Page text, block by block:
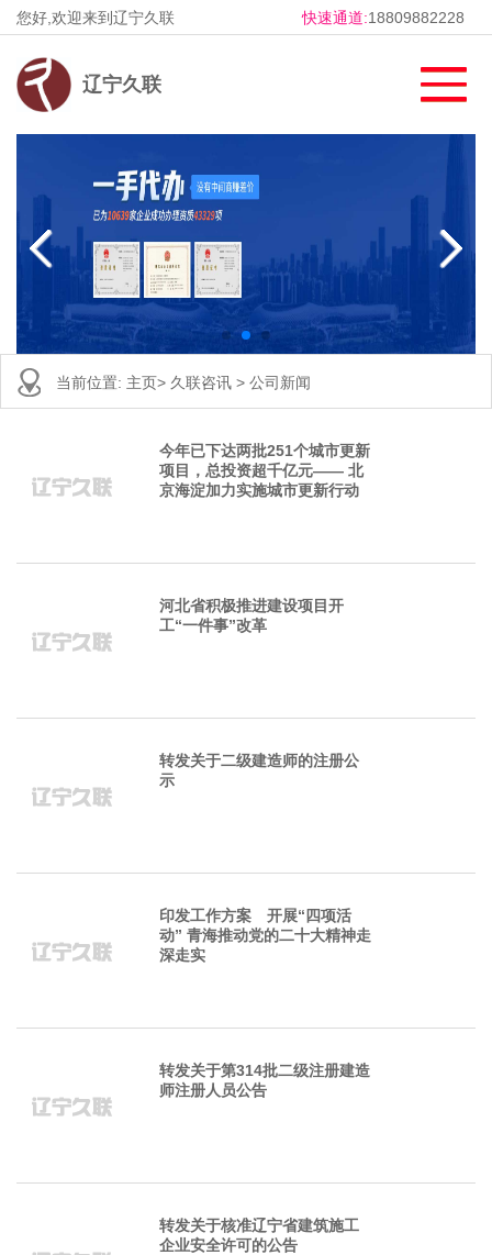
您好,欢迎来到辽宁久联 快速通道:18809882228
辽宁久联
当前位置: 主页> 久联咨讯 > 公司新闻
今年已下达两批251个城市更新
项目，总投资超千亿元—— 北
京海淀加力实施城市更新行动
河北省积极推进建设项目开
工“一件事”改革
转发关于二级建造师的注册公
示
印发工作方案 开展“四项活
动” 青海推动党的二十大精神走
深走实
转发关于第314批二级注册建造
师注册人员公告
转发关于核准辽宁省建筑施工
企业安全许可的公告